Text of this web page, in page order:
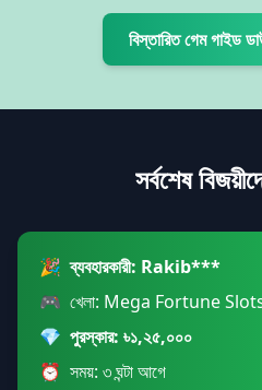
বিস্তারিত গেম গাইড
সর্বশেষ
🎉 ব্যবহারকারী: Rakib***
🎮 খেলা: Mega Fortune
💎 পুরস্কার: ৳১,২৫,০০০
⏰ সময়: ৩ ঘন্টা আগে